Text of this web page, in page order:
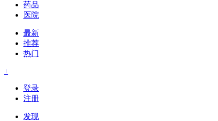
药品
医院
最新
推荐
热门
+
登录
注册
发现